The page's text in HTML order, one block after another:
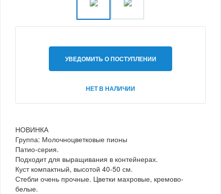
УВЕДОМИТЬ О ПОСТУПЛЕНИИ
НЕТ В НАЛИЧИИ
НОВИНКА
Группа: Молочноцветковые пионы
Патио-серия.
Подходит для выращивания в контейнерах.
Куст компактный, высотой 40-50 см.
Стебли очень прочные. Цветки махровые, кремово-
белые.